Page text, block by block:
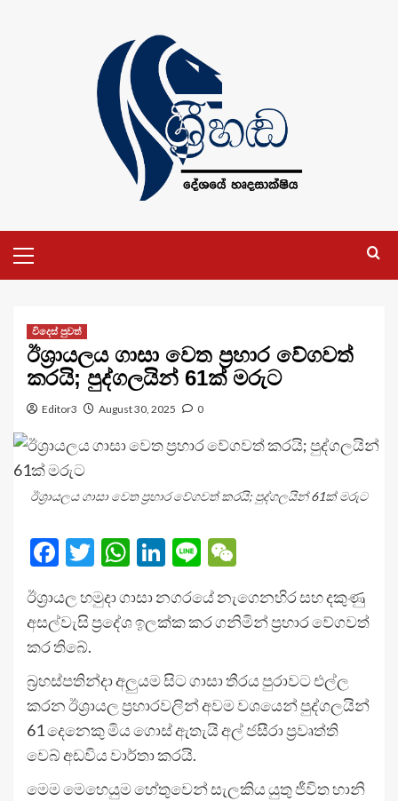
Menu
විදෙස් පුවත්
ඊශ්‍රායලය ගාසා වෙත ප්‍රහාර වේගවත්
කරයි; පුද්ගලයින් 61ක් මරුට
Editor3 August 30, 2025 0
ඊශ්‍රායලය ගාසා වෙත ප්‍රහාර වේගවත් කරයි; පුද්ගලයින් 61ක් මරුට
Facebook
Twitter
WhatsApp
LinkedIn
Line
ඊශ්‍රායල හමුදා ගාසා නගරයේ නැගෙනහිර සහ දකුණු
අසල්වැසි ප්‍රදේශ ඉලක්ක කර ගනිමින් ප්‍රහාර වේගවත්
කර තිබේ.
බ්‍රහස්පතින්දා අලුයම සිට ගාසා තීරය පුරාවට එල්ල
කරන ඊශ්‍රායල ප්‍රහාරවලින් අවම වශයෙන් පුද්ගලයින්
61 දෙනෙකු මිය ගොස් ඇතැයි අල් ජසීරා ප්‍රවෘත්ති
වෙබ් අඩවිය වාර්තා කරයි.
මෙම මෙහෙයුම හේතුවෙන් සැලකිය යුතු ජීවිත හානි